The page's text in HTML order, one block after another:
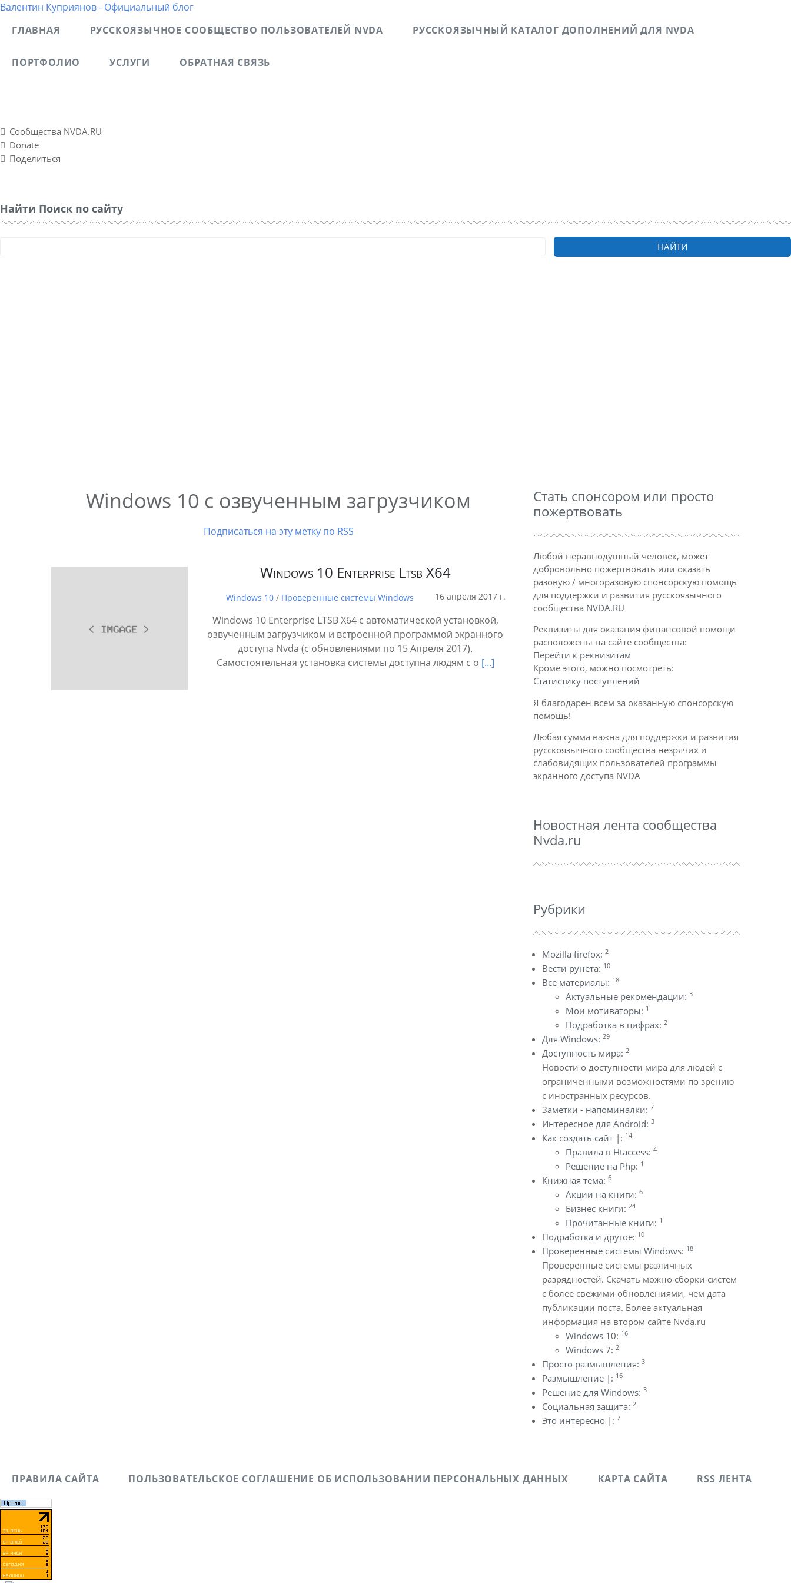
Валентин Куприянов - Официальный блог
ГЛАВНАЯ
РУССКОЯЗЫЧНОЕ СООБЩЕСТВО ПОЛЬЗОВАТЕЛЕЙ NVDA РУССКОЯЗЫЧНЫЙ КАТАЛОГ ДОПОЛНЕНИЙ ДЛЯ NVDA
ПОРТФОЛИО УСЛУГИ
ОБРАТНАЯ СВЯЗЬ
Сообщества NVDA.RU
Donate
Поделиться
Найти Поиск по сайту
НАЙТИ
Windows 10 с озвученным загрузчиком
Подписаться на эту метку по RSS
Windows 10 Enterprise Ltsb X64
Windows 10 / Проверенные системы Windows 16 апреля 2017 г.
Windows 10 Enterprise LTSB X64 с автоматической установкой,
озвученным загрузчиком и встроенной программой экранного
доступа Nvda (с обновлениями по 15 Апреля 2017).
Самостоятельная установка системы доступна людям с о [...]
Стать спонсором или просто
пожертвовать
Любой неравнодушный человек, может
добровольно пожертвовать или оказать
разовую / многоразовую спонсорскую помощь
для поддержки и развития русскоязычного
сообщества NVDA.RU
Реквизиты для оказания финансовой помощи
расположены на сайте сообщества:
Перейти к реквизитам
Кроме этого, можно посмотреть:
Статистику поступлений
Я благодарен всем за оказанную спонсорскую
помощь!
Любая сумма важна для поддержки и развития
русскоязычного сообщества незрячих и
слабовидящих пользователей программы
экранного доступа NVDA
Новостная лента сообщества
Nvda.ru
Рубрики
Mozilla firefox: 2
Вести рунета: 10
Все материалы: 18
Актуальные рекомендации: 3
Мои мотиваторы: 1
Подработка в цифрах: 2
Для Windows: 29
Доступность мира: 2
Новости о доступности мира для людей с
ограниченными возможностями по зрению
с иностранных ресурсов.
Заметки - напоминалки: 7
Интересное для Android: 3
Как создать сайт |: 14
Правила в Htaccess: 4
Решение на Php: 1
Книжная тема: 6
Акции на книги: 6
Бизнес книги: 24
Прочитанные книги: 1
Подработка и другое: 10
Проверенные системы Windows: 18
Проверенные системы различных
разрядностей. Скачать можно сборки систем
с более свежими обновлениями, чем дата
публикации поста. Более актуальная
информация на втором сайте Nvda.ru
Windows 10: 16
Windows 7: 2
Просто размышления: 3
Размышление |: 16
Решение для Windows: 3
Социальная защита: 2
Это интересно |: 7
ПРАВИЛА САЙТА ПОЛЬЗОВАТЕЛЬСКОЕ СОГЛАШЕНИЕ ОБ ИСПОЛЬЗОВАНИИ ПЕРСОНАЛЬНЫХ ДАННЫХ КАРТА САЙТА RSS ЛЕНТА